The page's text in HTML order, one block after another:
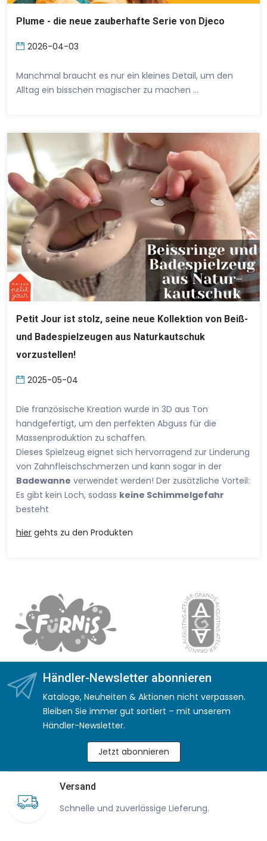
Plume - die neue zauberhafte Serie von Djeco
2026-04-03
Manchmal braucht es nur ein kleines Detail, um den
Alltag ein bisschen magischer zu machen …
Petit Jour ist stolz, seine neue Kollektion von Beiß-
und Badespielzeugen aus Naturkautschuk
vorzustellen!
2025-05-04
Die französische Kreation wurde in 3D aus Ton
handgefertigt, um den perfekten Abguss für die
Massenproduktion zu schaffen.
Dieses Spielzeug eignet sich hervorragend zur Linderung
von Zahnfleischschmerzen und kann sogar in der
Badewanne verwendet werden! Der zusätzliche Vorteil:
Es gibt kein Loch, sodass keine Schimmelgefahr
besteht
hier gehts zu den Produkten
Händler-Newsletter abonnieren
Kataloge, Neuheiten & Aktionen nicht verpassen.
Bleiben Sie immer gut sortiert – mit unserem
Händler-Newsletter.
Jetzt abonnieren
Versand
Schnelle und zuverlässige Lieferung.